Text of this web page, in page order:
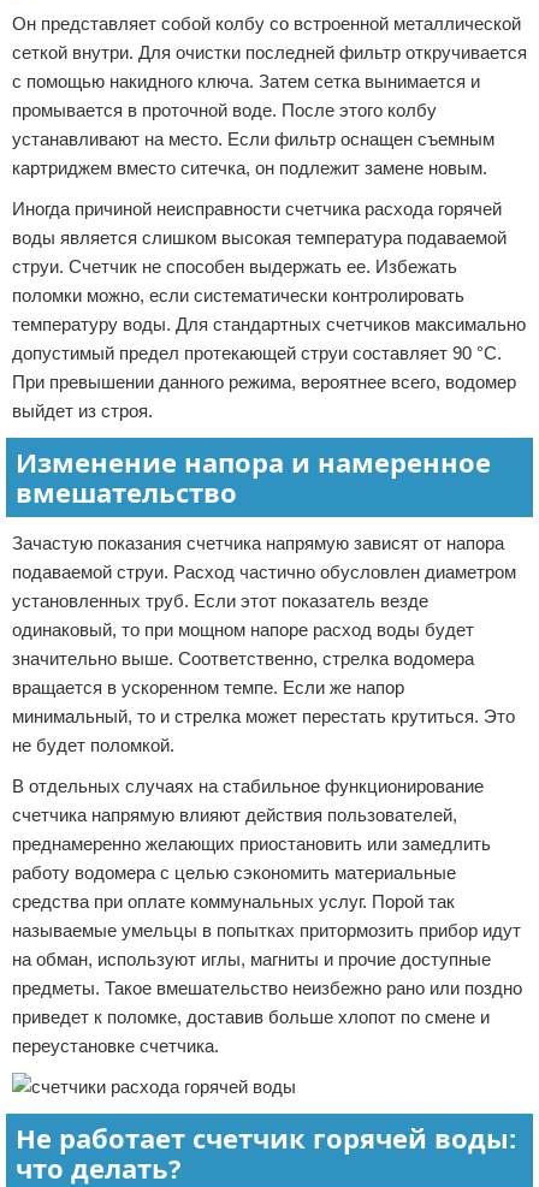
Он представляет собой колбу со встроенной металлической
сеткой внутри. Для очистки последней фильтр откручивается
с помощью накидного ключа. Затем сетка вынимается и
промывается в проточной воде. После этого колбу
устанавливают на место. Если фильтр оснащен съемным
картриджем вместо ситечка, он подлежит замене новым.
Иногда причиной неисправности счетчика расхода горячей
воды является слишком высокая температура подаваемой
струи. Счетчик не способен выдержать ее. Избежать
поломки можно, если систематически контролировать
температуру воды. Для стандартных счетчиков максимально
допустимый предел протекающей струи составляет 90 °С.
При превышении данного режима, вероятнее всего, водомер
выйдет из строя.
Изменение напора и намеренное
вмешательство
Зачастую показания счетчика напрямую зависят от напора
подаваемой струи. Расход частично обусловлен диаметром
установленных труб. Если этот показатель везде
одинаковый, то при мощном напоре расход воды будет
значительно выше. Соответственно, стрелка водомера
вращается в ускоренном темпе. Если же напор
минимальный, то и стрелка может перестать крутиться. Это
не будет поломкой.
В отдельных случаях на стабильное функционирование
счетчика напрямую влияют действия пользователей,
преднамеренно желающих приостановить или замедлить
работу водомера с целью сэкономить материальные
средства при оплате коммунальных услуг. Порой так
называемые умельцы в попытках притормозить прибор идут
на обман, используют иглы, магниты и прочие доступные
предметы. Такое вмешательство неизбежно рано или поздно
приведет к поломке, доставив больше хлопот по смене и
переустановке счетчика.
Не работает счетчик горячей воды:
что делать?